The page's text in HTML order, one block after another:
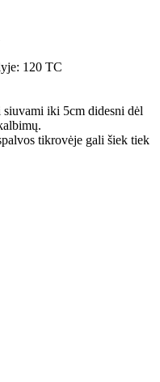
120 TC
siuvami iki 5cm didesni dėl
tikrovėje gali šiek tiek